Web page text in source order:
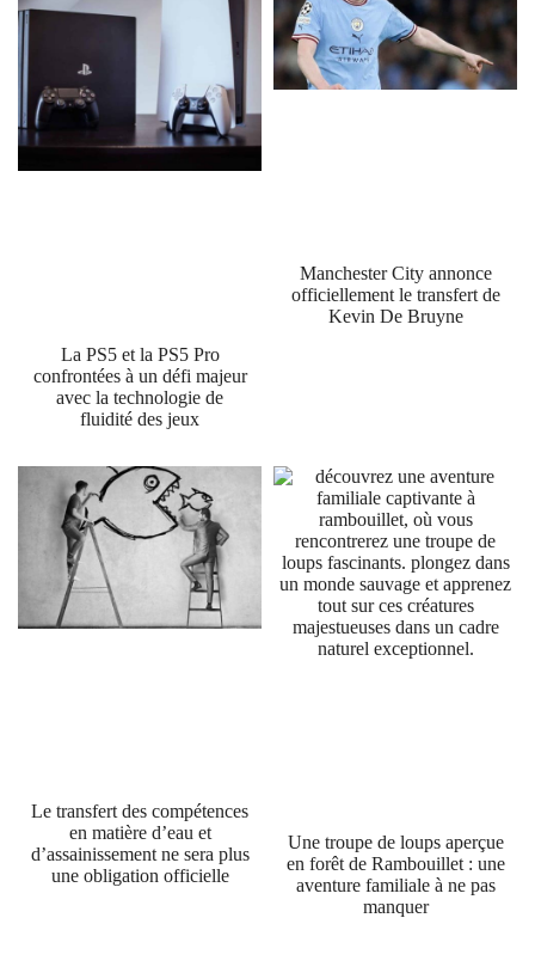
La PS5 et la PS5 Pro
confrontées à un défi majeur
avec la technologie de
fluidité des jeux
Manchester City annonce
officiellement le transfert de
Kevin De Bruyne
Le transfert des compétences
en matière d’eau et
d’assainissement ne sera plus
une obligation officielle
Une troupe de loups aperçue
en forêt de Rambouillet : une
aventure familiale à ne pas
manquer